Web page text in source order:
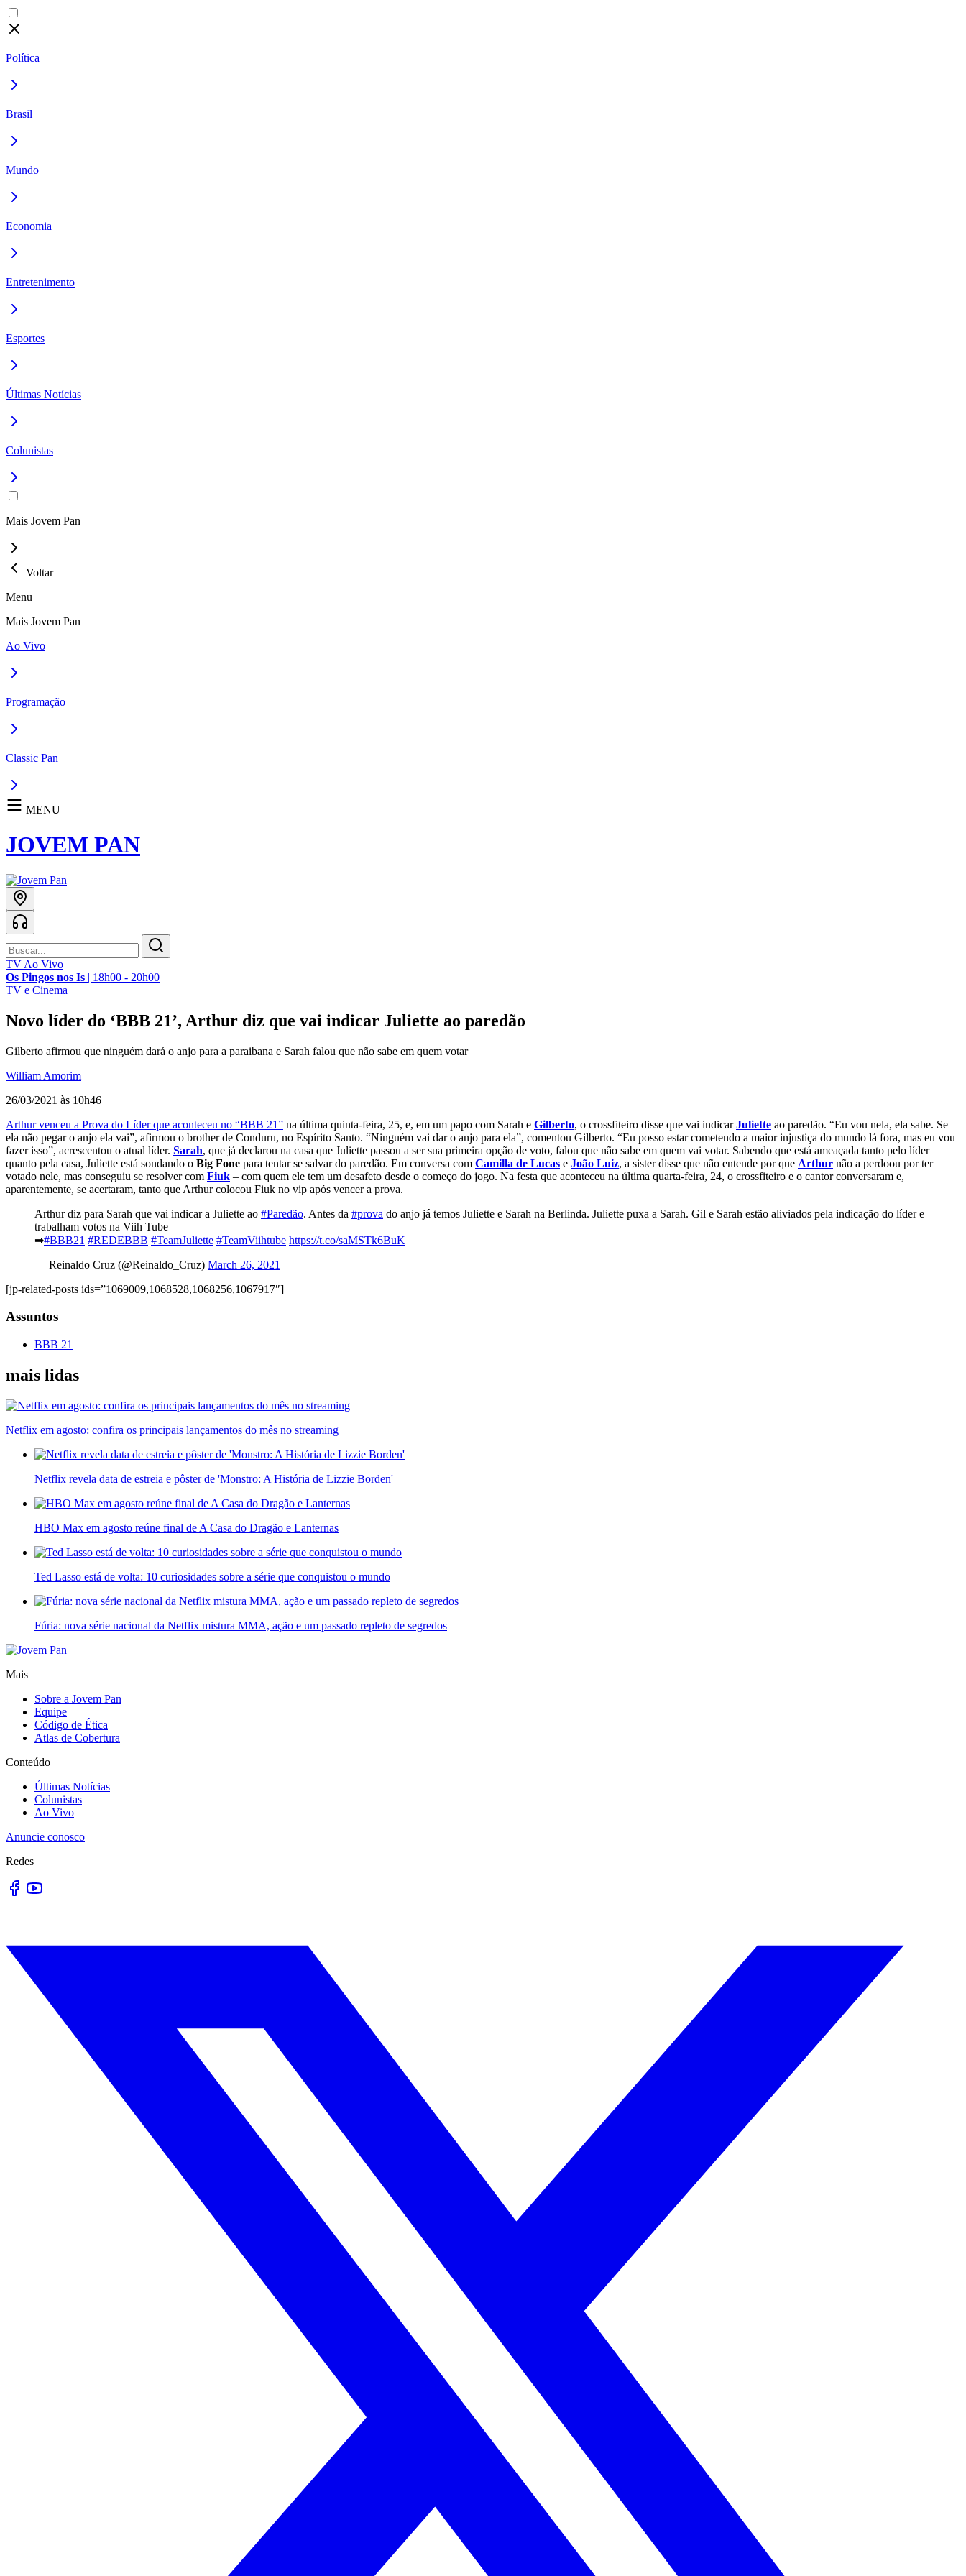
Política
Brasil
Mundo
Economia
Entretenimento
Esportes
Últimas Notícias
Colunistas
Mais Jovem Pan
Voltar
Menu
Mais Jovem Pan
Ao Vivo
Programação
Classic Pan
MENU
JOVEM PAN
TV Ao Vivo
Os Pingos nos Is | 18h00 - 20h00
TV e Cinema
Novo líder do ‘BBB 21’, Arthur diz que vai indicar Juliette ao paredão
Gilberto afirmou que ninguém dará o anjo para a paraibana e Sarah falou que não sabe em quem votar
William Amorim
26/03/2021 às 10h46
Arthur venceu a Prova do Líder que aconteceu no “BBB 21” na última quinta-feira, 25, e, em um papo com Sarah e Gilberto, o crossfiteiro disse que vai indicarJuliette ao paredão. “Eu vou nela, ela sabe. Se
ela não pegar o anjo ela vai”, afirmou o brother de Conduru, no Espírito Santo. “Ninguém vai dar o anjo para ela”, comentou Gilberto. “Eu posso estar cometendo a maior injustiça do mundo lá fora, mas eu vou
fazer isso”, acrescentou o atual líder. Sarah, que já declarou na casa que Juliette passou a ser sua primeira opção de voto, falou que não sabe em quem vai votar. Sabendo que está ameaçada tanto pelo líder
quanto pela casa, Juliette está sondando o Big Fone para tentar se salvar do paredão. Em conversa com Camilla de Lucas e João Luiz, a sister disse que não entende por que Arthur não a perdoou por ter
votado nele, mas conseguiu se resolver com Fiuk – com quem ele tem um desafeto desde o começo do jogo. Na festa que aconteceu na última quarta-feira, 24, o crossfiteiro e o cantor conversaram e,
aparentemente, se acertaram, tanto que Arthur colocou Fiuk no vip após vencer a prova.
Arthur diz para Sarah que vai indicar a Juliette ao #Paredão. Antes da #prova do anjo já temos Juliette e Sarah na Berlinda. Juliette puxa a Sarah. Gil e Sarah estão aliviados pela indicação do líder e
trabalham votos na Viih Tube
➡#BBB21 #REDEBBB #TeamJuliette #TeamViihtube https://t.co/saMSTk6BuK
— Reinaldo Cruz (@Reinaldo_Cruz) March 26, 2021
[jp-related-posts ids=”1069009,1068528,1068256,1067917″]
Assuntos
BBB 21
mais lidas
Netflix em agosto: confira os principais lançamentos do mês no streaming
Netflix revela data de estreia e pôster de 'Monstro: A História de Lizzie Borden'
HBO Max em agosto reúne final de A Casa do Dragão e Lanternas
Ted Lasso está de volta: 10 curiosidades sobre a série que conquistou o mundo
Fúria: nova série nacional da Netflix mistura MMA, ação e um passado repleto de segredos
Mais
Sobre a Jovem Pan
Equipe
Código de Ética
Atlas de Cobertura
Conteúdo
Últimas Notícias
Colunistas
Ao Vivo
Anuncie conosco
Redes